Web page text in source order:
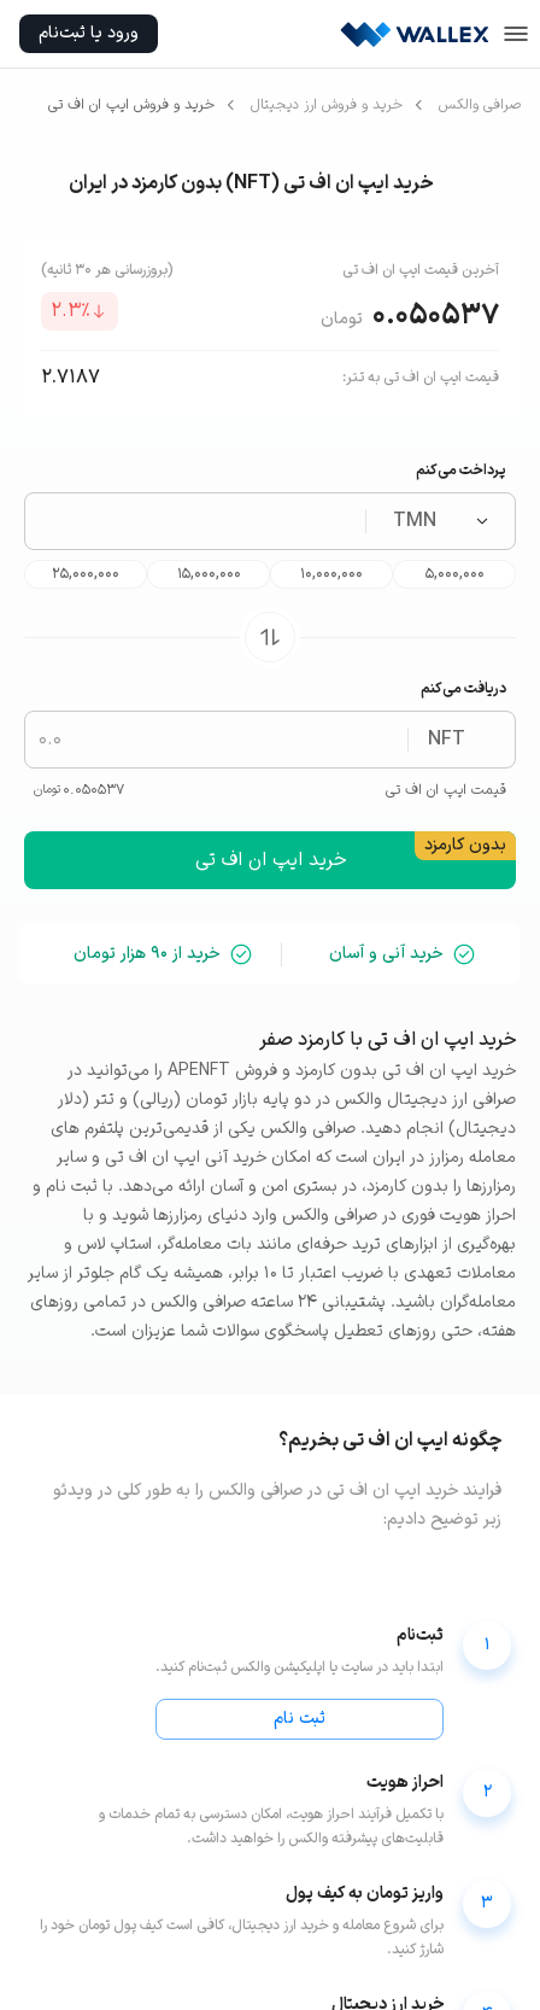
ورود یا ثبت‌نام
صرافی والکس خرید و فروش ارز دیجیتال خرید و فروش ایپ ان اف تی
خرید ایپ ان اف تی (NFT) بدون کارمزد در ایران
آخرین قیمت ایپ ان اف تی (بروزرسانی هر ۳۰ ثانیه)
0.050537 تومان ٪2.3
قیمت ایپ ان اف تی بهتتر:
2.7187
پرداخت می‌کنم
TMN
5,000,000
10,000,000
15,000,000
25,000,000
دریافت می‌کنم
NFT
قیمت ایپ ان اف تی 0.050537 تومان
خرید ایپ ان اف تی
خرید آنی و آسان خرید از ۹۰ هزار تومان
خرید ایپ ان اف تی با کارمزد صفر
خرید ایپ ان اف تی بدون کارمزد و فروش APENFT را می‌توانید در
صرافی ارز دیجیتال والکس در دو پایه بازار تومان (ریالی) و تتر (دلار
دیجیتال) انجام دهید. صرافی والکس یکی از قدیمی‌ترین پلتفرم های
معامله رمزارز در ایران است که امکان خرید آنی ایپ ان اف تی و سایر
رمزارزها را بدون کارمزد، در بستری امن و آسان ارائه می‌دهد. با ثبت نام و
احراز هویت فوری در صرافی والکس وارد دنیای رمزارزها شوید و با
بهره‌گیری از ابزارهای ترید حرفه‌ای مانند بات معامله‌گر، استاپ لاس و
معاملات تعهدی با ضریب اعتبار تا ۱۰ برابر، همیشه یک گام جلوتر از سایر
معامله‌گران باشید. پشتیبانی ۲۴ ساعته صرافی والکس در تمامی روزهای
هفته، حتی روزهای تعطیل پاسخگوی سوالات شما عزیزان است.
چگونهایپ ان اف تیبخریم؟
فرایند خرید ایپ ان اف تی در صرافی والکس را به طور کلی در ویدئو
زیر توضیح دادیم:
1 ثبت‌نام
ابتدا باید در سایت یا اپلیکیشن والکس ثبت‌نام کنید.
ثبت نام
2 احراز هویت
با تکمیل فرآیند احراز هویت، امکان دسترسی به تمام خدمات و
قابلیت‌های پیشرفته والکس را خواهید داشت.
3 واریز تومان به کیف پول
برای شروع معامله و خرید ارز دیجیتال، کافی است کیف پول تومان خود را
شارژ کنید.